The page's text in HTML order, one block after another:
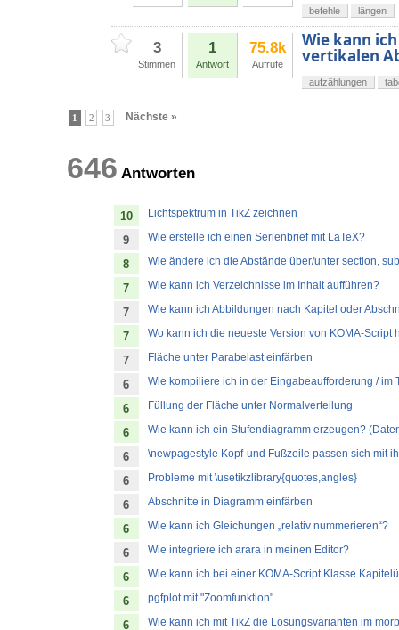
befehle längen
3
Stimmen
1
Antwort
75.8k
Aufrufe
Wie kann
vertikalen
aufzählungen
1 2 3 Nächste »
646 Antworten
10 Lichtspektrum in TikZ zeichnen
9 Wie erstelle ich einen Serienbrief mit LaTeX?
8 Wie ändere ich die Abstände über/unter section,
7 Wie kann ich Verzeichnisse im Inhalt aufführen?
7 Wie kann ich Abbildungen nach Kapitel oder
7 Wo kann ich die neueste Version von KOMA-Script
7 Fläche unter Parabelast einfärben
6 Wie kompiliere ich in der Eingabeaufforderung / im
6 Füllung der Fläche unter Normalverteilung
6 Wie kann ich ein Stufendiagramm erzeugen?
6 \newpagestyle Kopf-und Fußzeile passen sich mit
6 Probleme mit \usetikzlibrary{quotes,angles}
6 Abschnitte in Diagramm einfärben
6 Wie kann ich Gleichungen „relativ nummerieren“?
6 Wie integriere ich arara in meinen Editor?
6 Wie kann ich bei einer KOMA-Script Klasse
6 pgfplot mit "Zoomfunktion"
6 Wie kann ich mit TikZ die Lösungsvarianten im